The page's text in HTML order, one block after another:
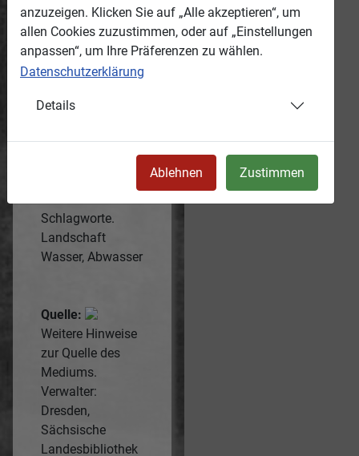
Bedingungen
(Name:Tanne14-
heimatverein-
landwuest-318-
Vom Bereitsteller
Schlagworte.
Landschaft
Wasser, Abwasser
Quelle:
Weitere Hinweise
zur Quelle des
Mediums.
Verwalter:
Dresden,
Sächsische
Landesbibliothek
anzuzeigen. Klicken Sie auf „Alle akzeptieren“, um
allen Cookies zuzustimmen, oder auf „Einstellungen
anpassen“, um Ihre Präferenzen zu wählen.
Datenschutzerklärung
Details
Ablehnen Zustimmen